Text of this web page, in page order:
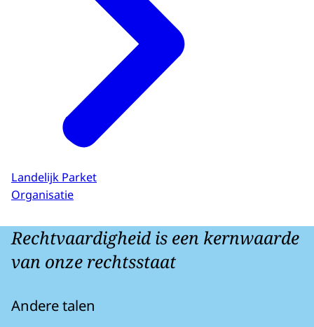
Landelijk Parket
Organisatie
Rechtvaardigheid is een kernwaarde
van onze rechtsstaat
Andere talen